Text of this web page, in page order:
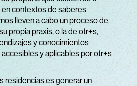
en contextos de saberes
lleven a cabo un proceso de
propia praxis, o la de otr+s,
y conocimientos
y aplicables por otr+s
residencias es generar un